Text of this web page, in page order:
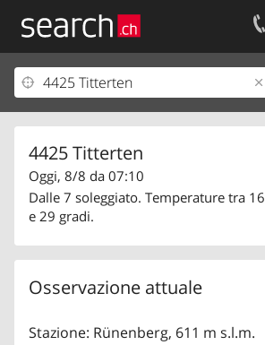
4425 Titterten
Oggi, 8/8 da 07:10
Dalle 7 soleggiato. Temperature tra 16
e 29 gradi.
Osservazione attuale
Stazione: Rünenberg, 611 m s.l.m.
Il vostro profolio
Area clienti